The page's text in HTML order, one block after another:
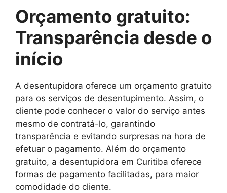
Orçamento gratuito:
Transparência desde o
início
A desentupidora oferece um orçamento gratuito
para os serviços de desentupimento. Assim, o
cliente pode conhecer o valor do serviço antes
mesmo de contratá-lo, garantindo
transparência e evitando surpresas na hora de
efetuar o pagamento. Além do orçamento
gratuito, a desentupidora em Curitiba oferece
formas de pagamento facilitadas, para maior
comodidade do cliente.